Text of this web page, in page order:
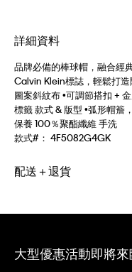
詳細資料
品牌必備的棒球帽，融合經
Calvin Klein標誌，輕鬆打造
圖案斜紋布 •可調節搭扣 +
標籤 款式 & 版型 •弧形帽簷
保養 100％聚酯纖維 手洗
款式#： 4F5082G4GK
配送＋退貨
大型優惠活動即將